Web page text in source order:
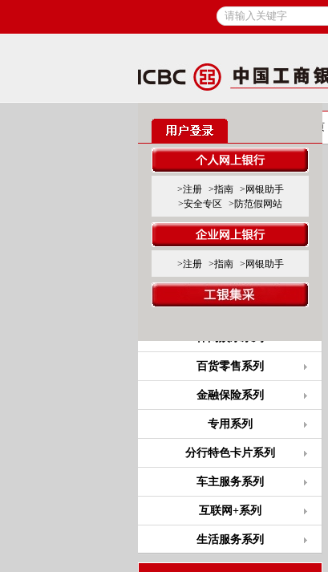
>注册 >指南
>网银助手
>安全专区
>防范假网站
>注册 >指南 >网银助手
信用卡 信用卡首页
标准卡产品系列
标准白金卡
标准金、普卡
联名卡产品系列
商旅服务系列
百货零售系列
金融保险系列
专用系列
分行特色卡片系列
车主服务系列
互联网+系列
生活服务系列